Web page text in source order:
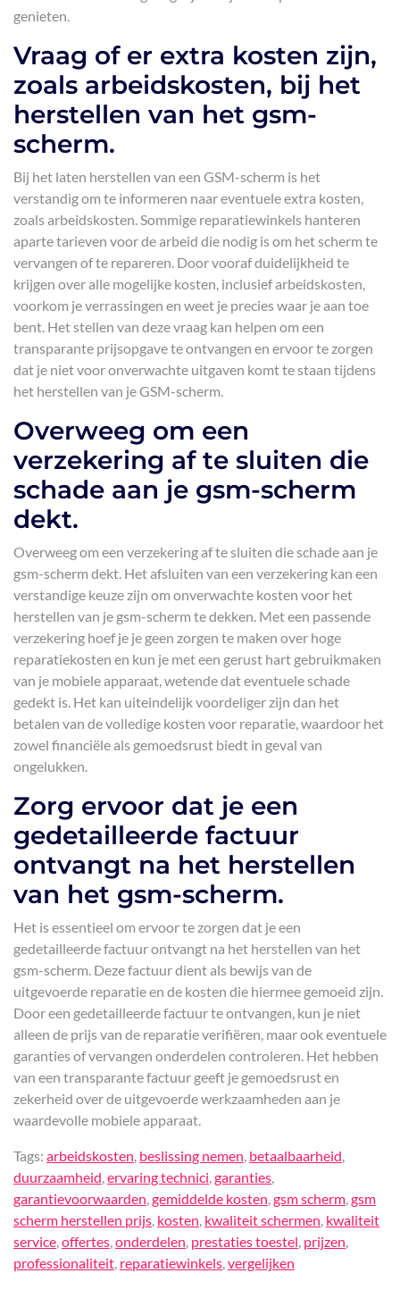
genieten.
Vraag of er extra kosten zijn,
zoals arbeidskosten, bij het
herstellen van het gsm-
scherm.
Bij het laten herstellen van een GSM-scherm is het
verstandig om te informeren naar eventuele extra kosten,
zoals arbeidskosten. Sommige reparatiewinkels hanteren
aparte tarieven voor de arbeid die nodig is om het scherm te
vervangen of te repareren. Door vooraf duidelijkheid te
krijgen over alle mogelijke kosten, inclusief arbeidskosten,
voorkom je verrassingen en weet je precies waar je aan toe
bent. Het stellen van deze vraag kan helpen om een
transparante prijsopgave te ontvangen en ervoor te zorgen
dat je niet voor onverwachte uitgaven komt te staan tijdens
het herstellen van je GSM-scherm.
Overweeg om een
verzekering af te sluiten die
schade aan je gsm-scherm
dekt.
Overweeg om een verzekering af te sluiten die schade aan je
gsm-scherm dekt. Het afsluiten van een verzekering kan een
verstandige keuze zijn om onverwachte kosten voor het
herstellen van je gsm-scherm te dekken. Met een passende
verzekering hoef je je geen zorgen te maken over hoge
reparatiekosten en kun je met een gerust hart gebruikmaken
van je mobiele apparaat, wetende dat eventuele schade
gedekt is. Het kan uiteindelijk voordeliger zijn dan het
betalen van de volledige kosten voor reparatie, waardoor het
zowel financiële als gemoedsrust biedt in geval van
ongelukken.
Zorg ervoor dat je een
gedetailleerde factuur
ontvangt na het herstellen
van het gsm-scherm.
Het is essentieel om ervoor te zorgen dat je een
gedetailleerde factuur ontvangt na het herstellen van het
gsm-scherm. Deze factuur dient als bewijs van de
uitgevoerde reparatie en de kosten die hiermee gemoeid zijn.
Door een gedetailleerde factuur te ontvangen, kun je niet
alleen de prijs van de reparatie verifiëren, maar ook eventuele
garanties of vervangen onderdelen controleren. Het hebben
van een transparante factuur geeft je gemoedsrust en
zekerheid over de uitgevoerde werkzaamheden aan je
waardevolle mobiele apparaat.
Tags: arbeidskosten, beslissing nemen, betaalbaarheid,
duurzaamheid,ervaring technici,garanties,
garantievoorwaarden,gemiddelde kosten,gsm scherm,gsm
scherm herstellen prijs, kosten, kwaliteit schermen, kwaliteit
service,offertes,onderdelen, prestaties toestel, prijzen,
professionaliteit, reparatiewinkels,vergelijken